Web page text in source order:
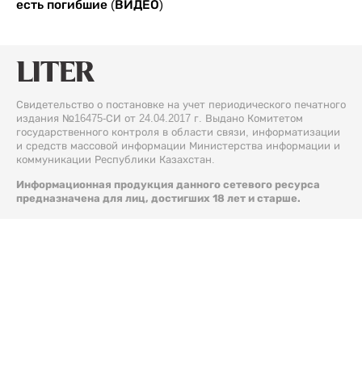
есть погибшие (ВИДЕО)
Свидетельство о постановке на учет периодического печатного
издания №16475-СИ от 24.04.2017 г. Выдано Комитетом
государственного контроля в области связи, информатизации
и средств массовой информации Министерства информации и
коммуникации Республики Казахстан.
Информационная продукция данного сетевого ресурса
предназначена для лиц, достигших 18 лет и старше.